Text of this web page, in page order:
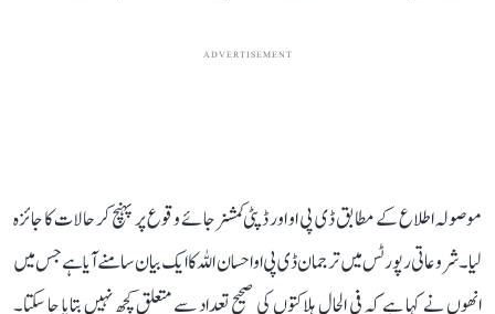
ADVERTISEMENT
موصولہ اطلاع کے مطابق ڈی پی او اور ڈپٹی کمشنر جائے وقوع پر پہنچ کر حالات کا جائزہ
لیا۔ شروعاتی رپورٹس میں ترجمان ڈی پی او احسان اللہ کا ایک بیان سامنے آیا ہے جس میں
انھوں نے کہا ہے کہ فی الحال ہلاکتوں کی صحیح تعداد سے متعلق کچھ نہیں بتایا جا سکتا۔